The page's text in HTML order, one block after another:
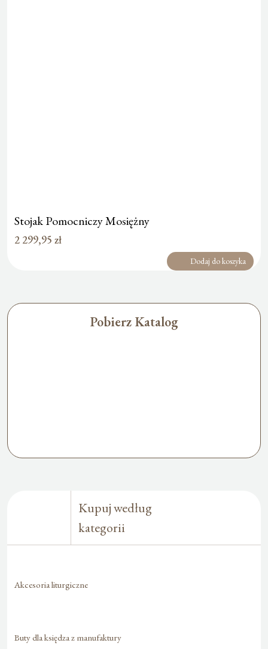
Stojak Pomocniczy Mosiężny
2 299,95 zł
Dodaj do koszyka
Pobierz Katalog
Kupuj według
kategorii
Akcesoria liturgiczne
Buty dla księdza z manufaktury